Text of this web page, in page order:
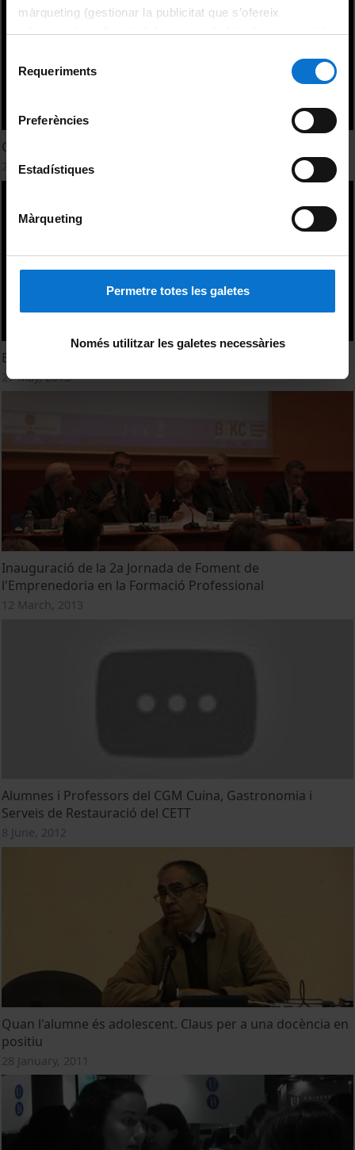
màrqueting (gestionar la publicitat que s’ofereix
adequant-la en funció dels vostres hàbits de navegació).
consultar laPolítica de galetes del lloc web de la
Requeriments
Preferències
Estadístiques
Màrqueting
Permetre totes les galetes
Només utilitzar les galetes necessàries
Conclusions i tancament
27 May, 2013
Benvinguda i presentació
27 May, 2013
Inauguració de la 2a Jornada de Foment de
l'Emprenedoria en la Formació Professional
12 March, 2013
Alumnes i Professors del CGM Cuina, Gastronomia i
Serveis de Restauració del CETT
8 June, 2012
Quan l'alumne és adolescent. Claus per a una docència en
positiu
28 January, 2011